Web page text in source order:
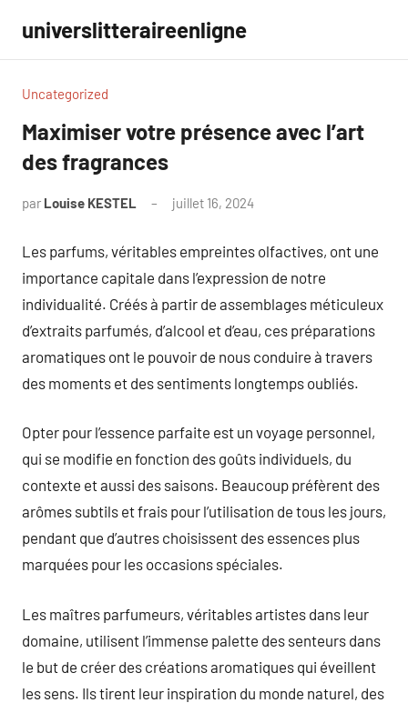
contenu
universlitteraireenligne
Uncategorized
Maximiser votre présence avec l’art
des fragrances
par Louise KESTEL juillet 16, 2024
Les parfums, véritables empreintes olfactives, ont une
importance capitale dans l’expression de notre
individualité. Créés à partir de assemblages méticuleux
d’extraits parfumés, d’alcool et d’eau, ces préparations
aromatiques ont le pouvoir de nous conduire à travers
des moments et des sentiments longtemps oubliés.
Opter pour l’essence parfaite est un voyage personnel,
qui se modifie en fonction des goûts individuels, du
contexte et aussi des saisons. Beaucoup préfèrent des
arômes subtils et frais pour l’utilisation de tous les jours,
pendant que d’autres choisissent des essences plus
marquées pour les occasions spéciales.
Les maîtres parfumeurs, véritables artistes dans leur
domaine, utilisent l’immense palette des senteurs dans
le but de créer des créations aromatiques qui éveillent
les sens. Ils tirent leur inspiration du monde naturel, des